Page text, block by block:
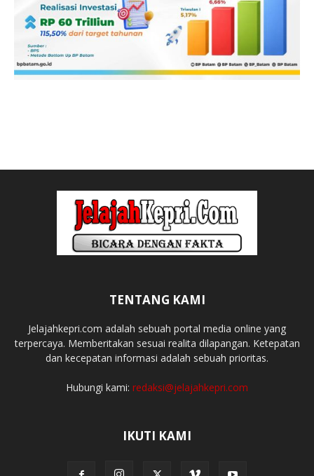
TENTANG KAMI
Jelajahkepri.com adalah sebuah portal media online yang
terpercaya. Memberitakan sesuai realita dilapangan. Ketepatan
dan kecepatan informasi adalah sebuah prioritas.
Hubungi kami: redaksi@jelajahkepri.com
IKUTI KAMI